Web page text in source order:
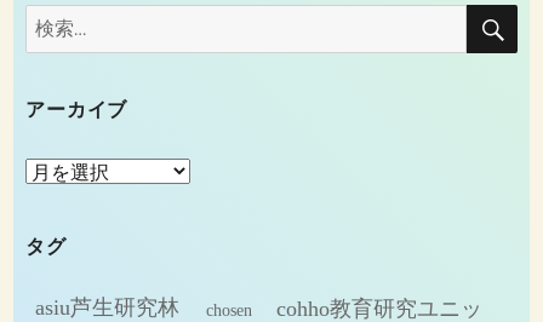
検
索:
検
アーカイブ
ア
カ
ブ
タグ
asiu芦生研究林 chosen
cohho教育研究ユニッ